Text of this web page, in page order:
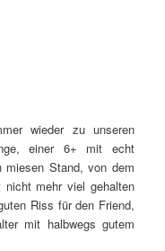
wieder zu unseren
einer 6+ mit echt
miesen Stand, von dem
nicht mehr viel gehalten
Riss für den Friend,
mit halbwegs gutem